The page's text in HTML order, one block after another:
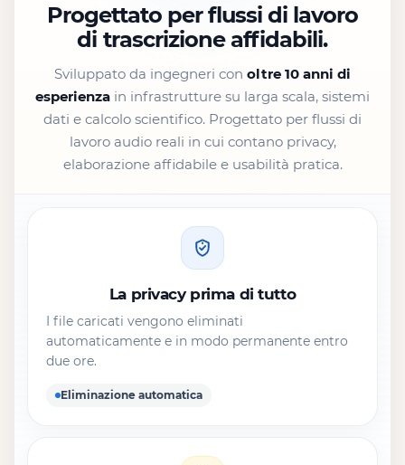
Progettato per flussi di lavoro
di trascrizione affidabili.
Sviluppato da ingegneri con oltre 10 anni di
esperienza in infrastrutture su larga scala, sistemi
dati e calcolo scientifico. Progettato per flussi di
lavoro audio reali in cui contano privacy,
elaborazione affidabile e usabilità pratica.
La privacy prima di tutto
I file caricati vengono eliminati
automaticamente e in modo permanente entro
due ore.
Eliminazione automatica